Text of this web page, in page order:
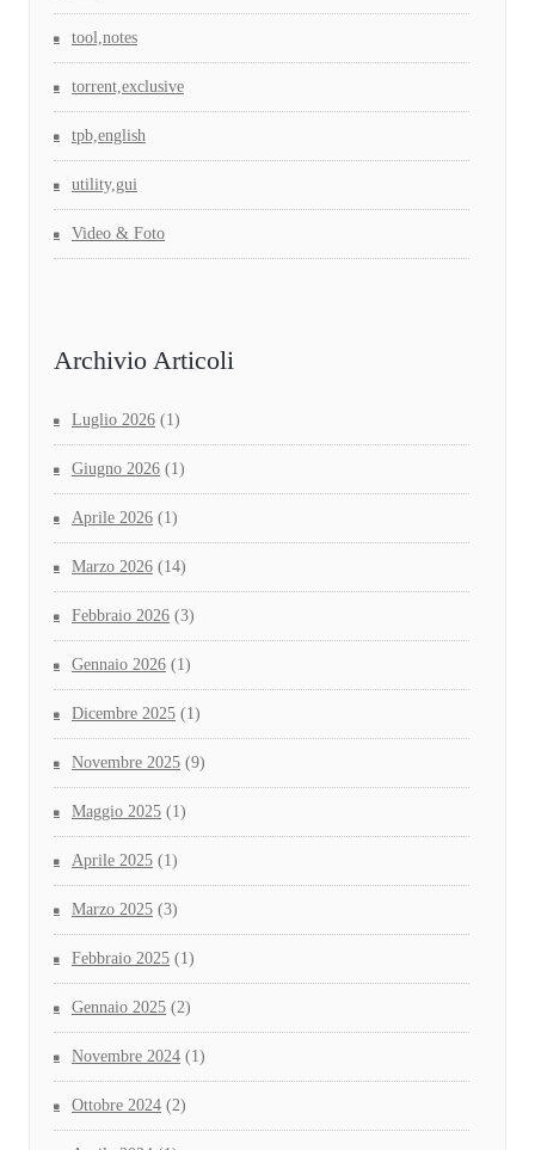
tool,notes
torrent,exclusive
tpb,english
utility,gui
Video & Foto
Archivio Articoli
Luglio 2026 (1)
Giugno 2026 (1)
Aprile 2026 (1)
Marzo 2026 (14)
Febbraio 2026 (3)
Gennaio 2026 (1)
Dicembre 2025 (1)
Novembre 2025 (9)
Maggio 2025 (1)
Aprile 2025 (1)
Marzo 2025 (3)
Febbraio 2025 (1)
Gennaio 2025 (2)
Novembre 2024 (1)
Ottobre 2024 (2)